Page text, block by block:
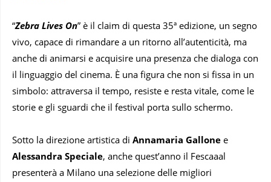
“Zebra Lives On” è il claim di questa 35ª edizione, un segno
vivo, capace di rimandare a un ritorno all’autenticità, ma
anche di animarsi e acquisire una presenza che dialoga con
il linguaggio del cinema. È una figura che non si fissa in un
simbolo: attraversa il tempo, resiste e resta vitale, come le
storie e gli sguardi che il festival porta sullo schermo.
Sotto la direzione artistica di Annamaria Gallone e
Alessandra Speciale, anche quest’anno il Fescaaal
presenterà a Milano una selezione delle migliori